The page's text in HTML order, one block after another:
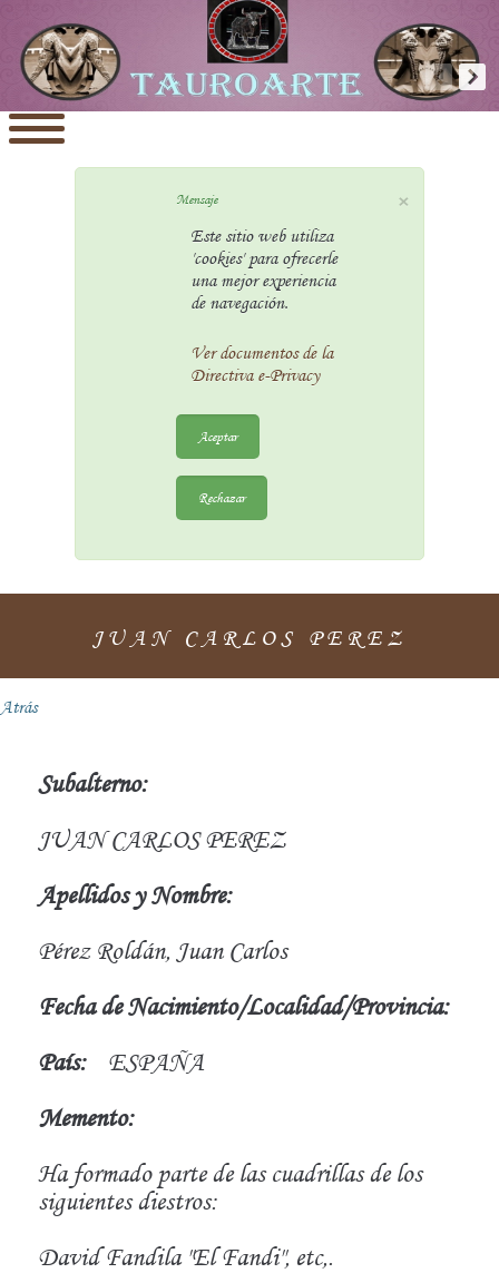
×
Mensaje
Este sitio web utiliza
'cookies' para ofrecerle
una mejor experiencia
de navegación.
Ver documentos de la
Directiva e-Privacy
Aceptar
Rechazar
JUAN CARLOS PEREZ
Atrás
Subalterno:
JUAN CARLOS PEREZ
Apellidos y Nombre:
Pérez Roldán, Juan Carlos
Fecha de Nacimiento/Localidad/Provincia:
País:
ESPAÑA
Memento:
Ha formado parte de las cuadrillas de los
siguientes diestros:
David Fandila "El Fandi", etc,.